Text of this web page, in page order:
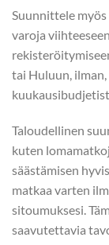
Suunnittele
varoja
tai Huluun,
Taloudellinen
kuten
säästämisen
matkaa varten
sitoumuksesi.
saavutettavia